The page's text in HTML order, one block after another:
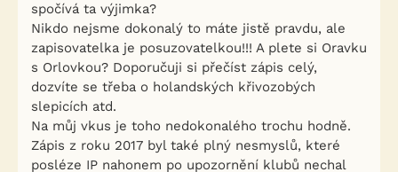
spočívá ta výjimka?
Nikdo nejsme dokonalý to máte jistě pravdu, ale
zapisovatelka je posuzovatelkou!!! A plete si Oravku
s Orlovkou? Doporučuji si přečíst zápis celý,
dozvíte se třeba o holandských křivozobých
slepicích atd.
Na můj vkus je toho nedokonalého trochu hodně.
Zápis z roku 2017 byl také plný nesmyslů, které
posléze IP nahonem po upozornění klubů nechal